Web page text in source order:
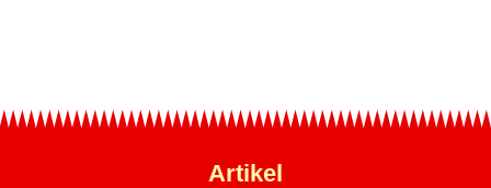
Artikel